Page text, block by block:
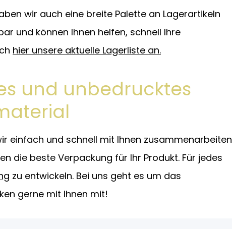
wir auch eine breite Palette an Lagerartikeln
und können Ihnen helfen, schnell Ihre
hier unsere aktuelle Lagerliste an.
und unbedrucktes
einfach und schnell mit Ihnen zusammenarbeiten
die beste Verpackung für Ihr Produkt. Für jedes
zu entwickeln. Bei uns geht es um das
gerne mit Ihnen mit!